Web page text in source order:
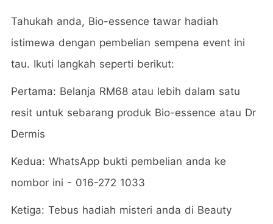
Tahukah anda, Bio-essence tawar hadiah
istimewa dengan pembelian sempena event ini
tau. Ikuti langkah seperti berikut:
Pertama: Belanja RM68 atau lebih dalam satu
resit untuk sebarang produk Bio-essence atau Dr
Dermis
Kedua: WhatsApp bukti pembelian anda ke
nombor ini - 016-272 1033
Ketiga: Tebus hadiah misteri anda di Beauty